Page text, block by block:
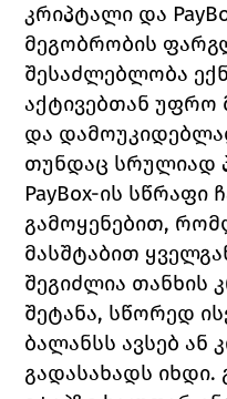
კრიპტალი და
მეგობრობის
შესაძლებლობა
აქტივებთან უფრო
და
თუნდაც სრულიად
PayBox-ის სწრაფი
გამოყენებით,
მასშტაბით
შეგიძლია თანხის
შეტანა, სწორედ
ბალანსს ავსებ ან
გადასახადს იხდი.